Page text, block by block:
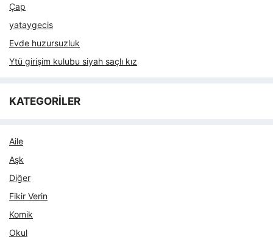
Çap
yataygecis
Evde huzursuzluk
Ytü girişim kulubu siyah saçlı kız
KATEGORİLER
Aile
Aşk
Diğer
Fikir Verin
Komik
Okul